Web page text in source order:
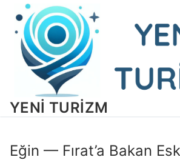
İçeriğe
atla
YENI TURIZM
Eğin — Fırat’a Bakan